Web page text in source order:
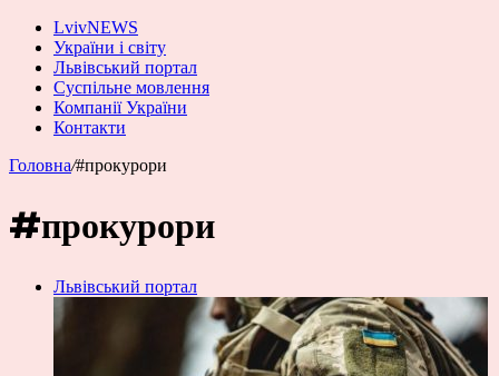
LvivNEWS
України і світу
Львівський портал
Суспільне мовлення
Компанії України
Контакти
Головна/#прокурори
#прокурори
Львівський портал